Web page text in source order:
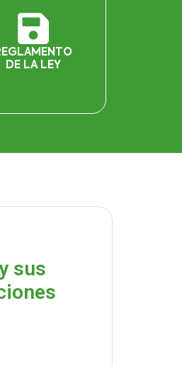
DE LA LEY
sus